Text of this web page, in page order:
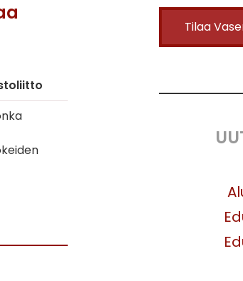
Tilaa